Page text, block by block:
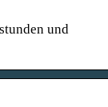
und